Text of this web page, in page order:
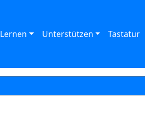
Lernen Unterstützen Tastatur